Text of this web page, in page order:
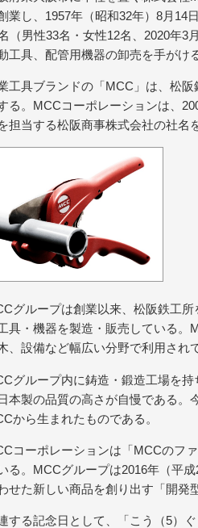
業し、1957年（昭和32年）8月14
（男性33名・女性12名、2020年3
工具、配管用機器の卸売を手がける
工具ブランドの「MCC」は、松
る。MCCコーポレーションは、
担当する松阪商事株式会社の社名
グループは創業以来、松阪鉄工
具・機器を製造・販売している。
、設備など幅広い分野で利用され
グループ内に鋳造・鍛造工場を
本製の品質の高さが自慢である。
から生まれたものである。
コーポレーションは「MCCのフ
る。MCCグループは2016年（平
せた新しい商品を創り出す「開発
する記念日として、「こう（5）